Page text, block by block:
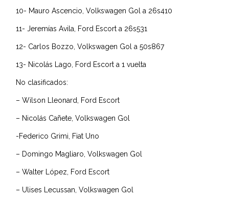
10- Mauro Ascencio, Volkswagen Gol a 26s410
11- Jeremías Avila, Ford Escort a 26s531
12- Carlos Bozzo, Volkswagen Gol a 50s867
13- Nicolás Lago, Ford Escort a 1 vuelta
No clasificados:
– Wilson Lleonard, Ford Escort
– Nicolás Cañete, Volkswagen Gol
-Federico Grimi, Fiat Uno
– Domingo Magliaro, Volkswagen Gol
– Walter López, Ford Escort
– Ulises Lecussan, Volkswagen Gol